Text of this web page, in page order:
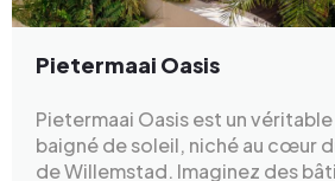
Pietermaai Oasis
Pietermaai Oasis est un
baigné de soleil, niché au cœur
de Willemstad. Imaginez des